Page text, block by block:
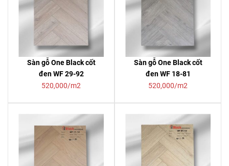
Sàn gỗ One Black cốt
đen WF 29-92
520,000/m2
Sàn gỗ One Black cốt
đen WF 18-81
520,000/m2